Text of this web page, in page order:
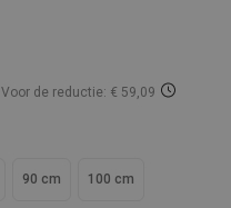
Voor de reductie: € 59,09
90 cm 100 cm